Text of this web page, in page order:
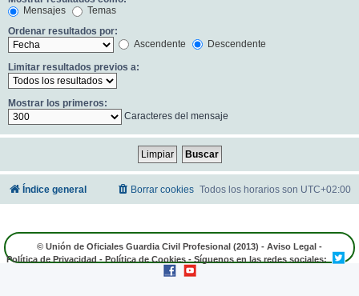
Mensajes
Temas
Ordenar resultados por:
Ascendente
Descendente
Limitar resultados previos a:
Mostrar los primeros:
Caracteres del mensaje
Índice general Todos los horarios son UTC+02:00
Borrar cookies
© Unión de Oficiales Guardia Civil Profesional (2013) - Aviso Legal -
Política de Privacidad - Política de Cookies - Síguenos en las redes sociales: